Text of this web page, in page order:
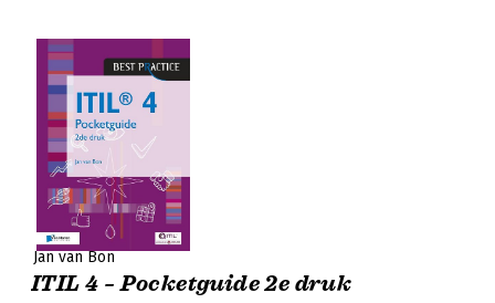
Jan van Bon
ITIL 4 – Pocketguide 2e druk